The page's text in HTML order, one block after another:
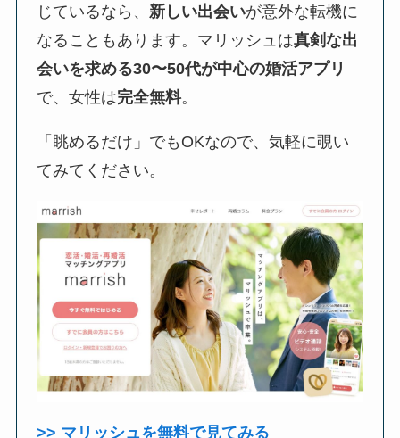
じているなら、新しい出会いが意外な転機に
なることもあります。マリッシュは真剣な出
会いを求める30〜50代が中心の婚活アプリ
で、女性は完全無料。
「眺めるだけ」でもOKなので、気軽に覗い
てみてください。
>> マリッシュを無料で見てみる